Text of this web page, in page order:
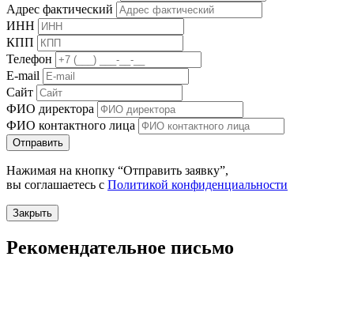
Адрес фактический
ИНН
КПП
Телефон
E-mail
Сайт
ФИО директора
ФИО контактного лица
Отправить
Нажимая на кнопку “Отправить заявку”,
вы соглашаетесь с Политикой конфиденциальности
Закрыть
Рекомендательное письмо